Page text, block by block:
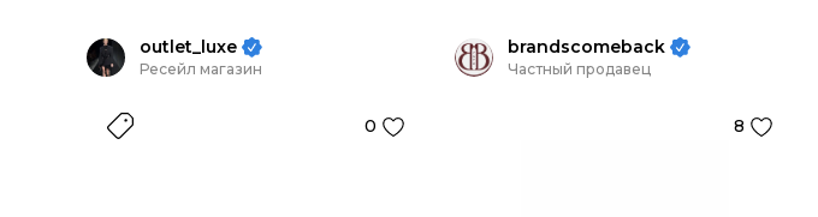
outlet_luxe
Ресейл магазин
0
brandscomeback
Частный продавец
8